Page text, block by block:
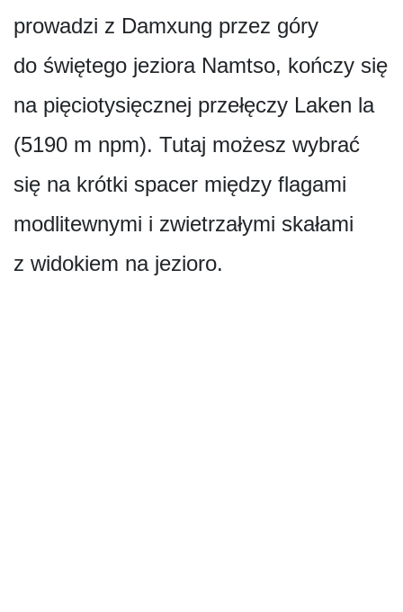
prowadzi z Damxung przez góry
do świętego jeziora Namtso, kończy się
na pięciotysięcznej przełęczy Laken la
(5190 m npm). Tutaj możesz wybrać
się na krótki spacer między flagami
modlitewnymi i zwietrzałymi skałami
z widokiem na jezioro.